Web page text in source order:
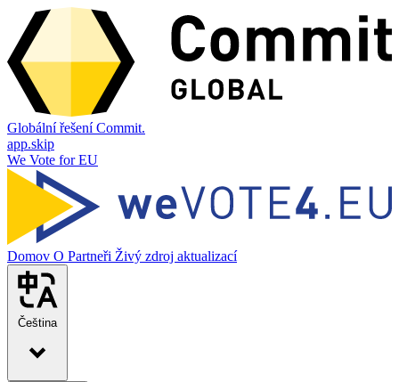
Globální řešení Commit.
app.skip
We Vote for EU
Domov O Partneři Živý zdroj aktualizací
Čeština